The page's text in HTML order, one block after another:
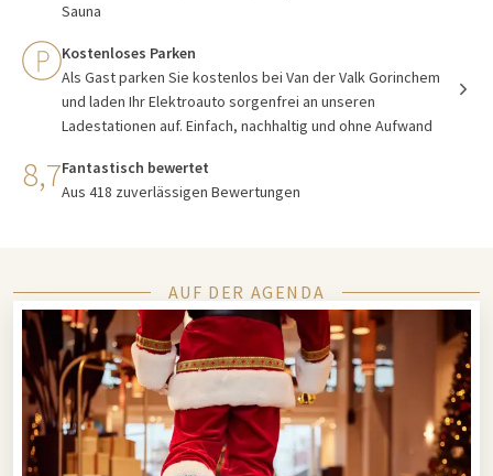
Sauna
Kostenloses Parken
Als Gast parken Sie kostenlos bei Van der Valk Gorinchem
und laden Ihr Elektroauto sorgenfrei an unseren
Ladestationen auf. Einfach, nachhaltig und ohne Aufwand
8,7Fantastisch bewertet
Aus 418 zuverlässigen Bewertungen
AUF DER AGENDA